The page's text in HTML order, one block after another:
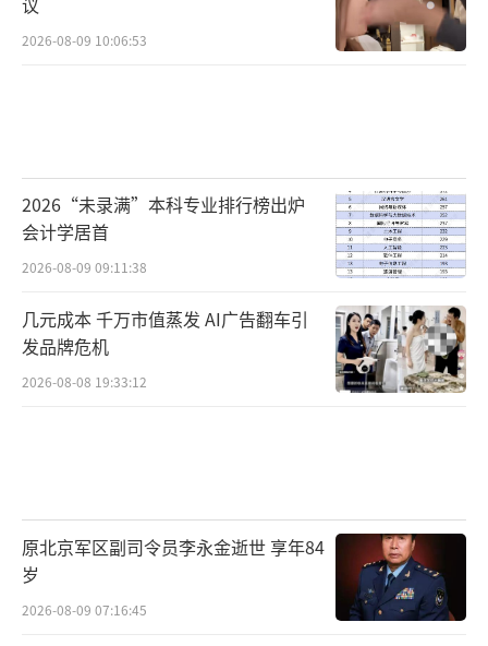
2026-08-09 10:06:53
2026“未录满”本科专业排行榜出炉
会计学居首
2026-08-09 09:11:38
几元成本 千万市值蒸发 AI广告翻车引
发品牌危机
2026-08-08 19:33:12
原北京军区副司令员李永金逝世 享年84
岁
2026-08-09 07:16:45